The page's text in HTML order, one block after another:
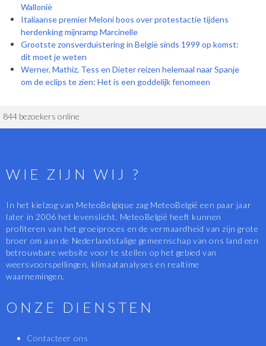
Wallonië
Italiaanse premier Meloni boos over protestactie tijdens
herdenking mijnramp Marcinelle
Grootste zonsverduistering in België sinds 1999 op komst:
dit moet je weten
Werner, Mathiz, Tess en Dieter reizen helemaal naar Spanje
om de eclips te zien: Het is een goddelijk fenomeen
844 bezoekers online
WIE ZIJN WIJ ?
In het kielzog van MeteoBelgique zag MeteoBelgië een paar jaar
later in 2006 het levenslicht. MeteoBelgië heeft kunnen
profiteren van het groeiproces en de vermaardheid van zijn grote
broer om aan de Nederlandstalige gemeenschap van ons land een
betrouwbare website voor te stellen op het gebied van
weersvoorspellingen, klimaatanalyses en realtime
waarnemingen.
ONZE DIENSTEN
Contacteer ons